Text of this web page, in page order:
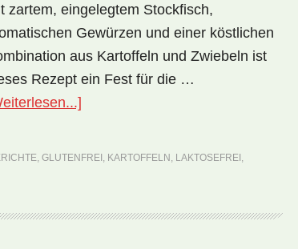
zartem, eingelegtem Stockfisch,
Gewürzen und einer köstlichen
aus Kartoffeln und Zwiebeln ist
Rezept ein Fest für die …
da
, GLUTENFREI , KARTOFFELN , LAKTOSEFREI ,